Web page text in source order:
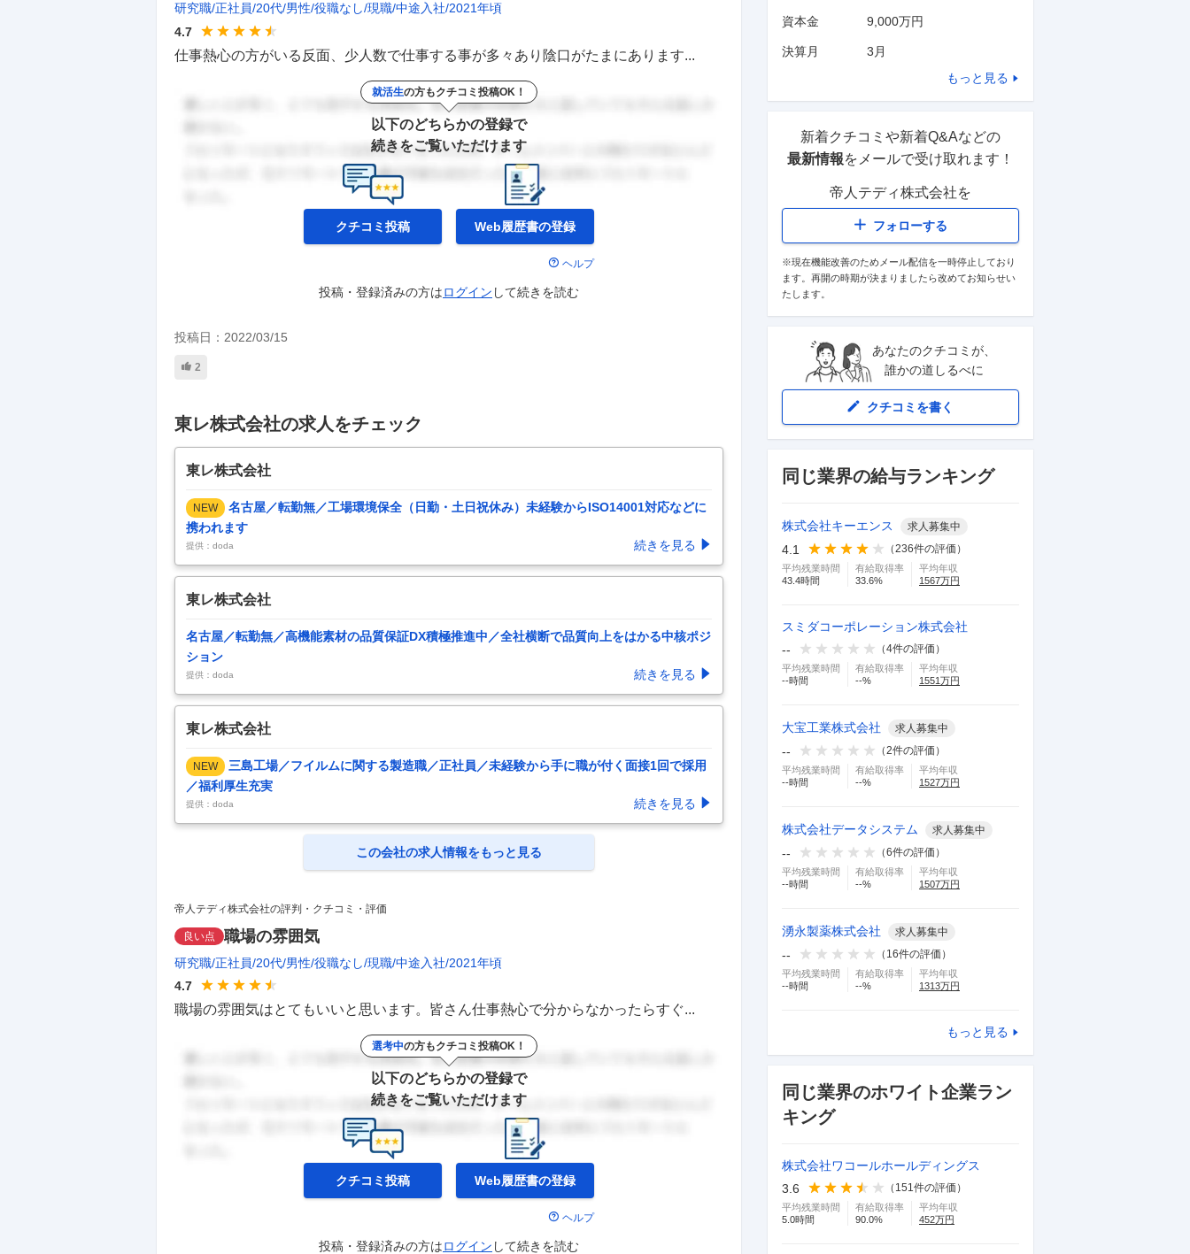
研究職 正社員 20代 男性 役職なし 現職 中途入社 2021年頃
4.7
仕事熱心の方がいる反面、少人数で仕事する事が多々あり陰口がたまにあります...
就活生の方もクチコミ投稿OK！
以下のどちらかの登録で
続きをご覧いただけます
クチコミ投稿 Web履歴書の登録
ヘルプ
投稿・登録済みの方はログイン して続きを読む
投稿日： 2022/03/15
2
東レ株式会社の求人をチェック
東レ株式会社
NEW
名古屋／転勤無／工場環境保全（日勤・土日祝休み）未経験からISO14001対応などに
携われます
提供：doda 続きを見る
東レ株式会社
名古屋／転勤無／高機能素材の品質保証DX積極推進中／全社横断で品質向上をはかる中核ポジ
ション
提供：doda 続きを見る
東レ株式会社
NEW
三島工場／フイルムに関する製造職／正社員／未経験から手に職が付く面接1回で採用
／福利厚生充実
提供：doda 続きを見る
この会社の求人情報をもっと見る
帝人テディ株式会社の評判・クチコミ・評価
良い点 職場の雰囲気
研究職 正社員 20代 男性 役職なし 現職 中途入社 2021年頃
4.7
職場の雰囲気はとてもいいと思います。皆さん仕事熱心で分からなかったらすぐ...
選考中の方もクチコミ投稿OK！
以下のどちらかの登録で
続きをご覧いただけます
クチコミ投稿 Web履歴書の登録
ヘルプ
投稿・登録済みの方はログイン して続きを読む
資本金 9,000万円
決算月 3月
もっと見る
新着クチコミや新着Q&Aなどの
最新情報をメールで受け取れます！
帝人テディ株式会社を
フォローする
※現在機能改善のためメール配信を一時停止しており
ます。再開の時期が決まりましたら改めてお知らせい
たします。
あなたのクチコミが、
誰かの道しるべに
クチコミを書く
同じ業界の給与ランキング
株式会社キーエンス 求人募集中
4.1 （236件の評価）
平均残業時間
43.4時間
有給取得率
33.6%
平均年収
1567万円
スミダコーポレーション株式会社
--
（4件の評価）
平均残業時間
--時間
有給取得率
--%
平均年収
1551 万円
大宝工業株式会社 求人募集中
-- （2件の評価）
平均残業時間
--時間
有給取得率
--%
平均年収
1527万円
株式会社データシステム 求人募集中
-- （6件の評価）
平均残業時間
--時間
有給取得率
--%
平均年収
1507万円
湧永製薬株式会社 求人募集中
-- （ 16件の評価）
平均残業時間
--時間
有給取得率
--%
平均年収
1313万円
もっと見る
同じ業界のホワイト企業ラン
キング
株式会社ワコールホールディングス
3.6
（ 151件の評価）
平均残業時間
5.0時間
有給取得率
90.0%
平均年収
452万円